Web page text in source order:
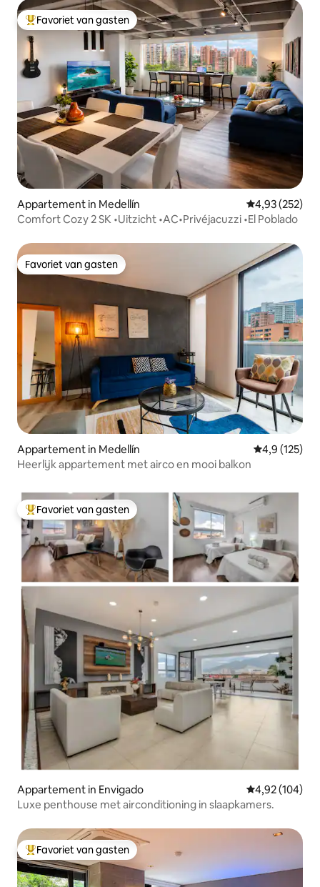
Topfavoriet van gasten
Favoriet van gasten
Appartement in Medellín Gemiddelde
4,93 (252)
Comfort Cozy 2 SK •Uitzicht •AC•Privéjacuzzi •El Poblado
Favoriet van gasten
Favoriet van gasten
Appartement in Medellín Gemiddelde
4,9 (125)
Heerlijk appartement met airco en mooi balkon
Topfavoriet van gasten
Favoriet van gasten
Appartement in Envigado Gemiddelde
4,92 (104)
Luxe penthouse met airconditioning in slaapkamers.
Topfavoriet van gasten
Favoriet van gasten